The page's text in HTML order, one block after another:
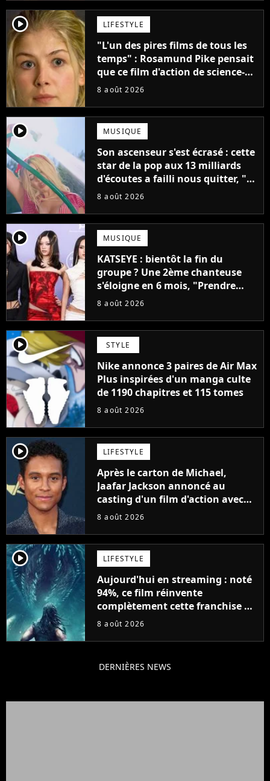
player2 LIFESTYLE
"L'un des pires films de tous les
temps" : Rosamund Pike pensait
que ce film d'action de science-
fiction avec Dwayne Johnson
8 août 2026
player2 MUSIQUE
Son ascenseur s'est écrasé : cette
star de la pop aux 13 milliards
d'écoutes a failli nous quitter, "Je
pensais ne plus jamais chanter"
8 août 2026
player2 MUSIQUE
KATSEYE : bientôt la fin du
groupe ? Une 2ème chanteuse
s'éloigne en 6 mois, "Prendre
cette décision n’a pas été facile"
8 août 2026
player2 STYLE
Nike annonce 3 paires de Air Max
Plus inspirées d'un manga culte
de 1190 chapitres et 115 tomes
8 août 2026
player2 LIFESTYLE
Après le carton de Michael,
Jaafar Jackson annoncé au
casting d'un film d'action avec
Will Smith
8 août 2026
player2 LIFESTYLE
Aujourd'hui en streaming : noté
94%, ce film réinvente
complètement cette franchise de
science-fiction vieille de 40 ans
8 août 2026
DERNIÈRES NEWS